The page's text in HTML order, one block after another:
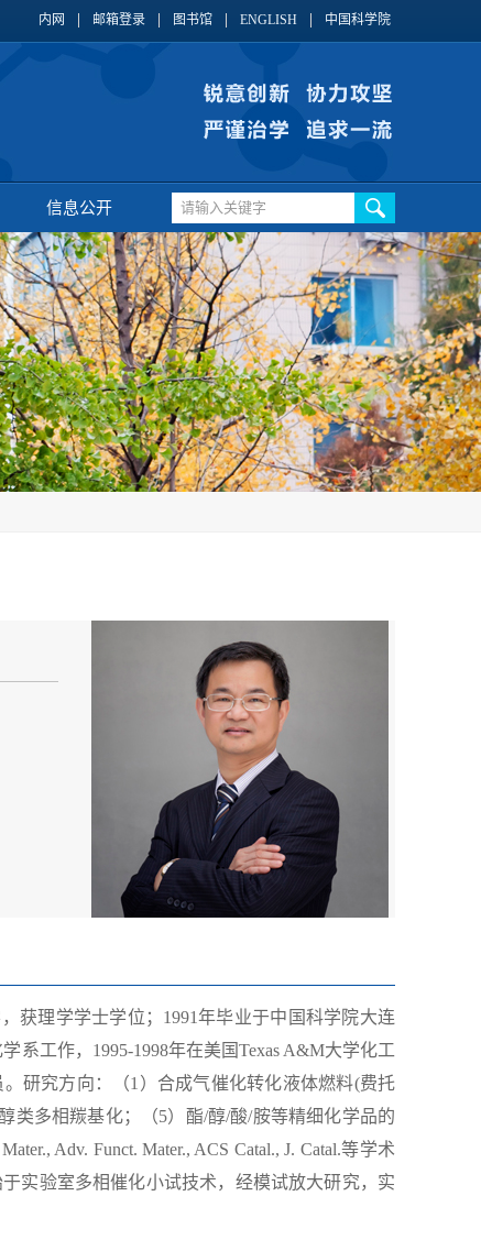
内网 邮箱登录 图书馆 ENGLISH 中国科学院
信息公开
理学学士学位；1991年毕业于中国科学院大连
系工作，1995-1998年在美国Texas A&M大学化工
研究方向：（1）合成气催化转化液体燃料(费托
类多相羰基化；（5）酯/醇/酸/胺等精细化学品的
Adv. Funct. Mater., ACS Catal., J. Catal.等学术
实验室多相催化小试技术，经模试放大研究，实